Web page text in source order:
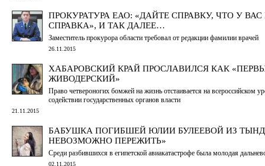
ПРОКУРАТУРА ЕАО: «ДАЙТЕ СПРАВКУ, ЧТО У ВАС
СПРАВКА», И ТАК ДАЛЕЕ…
Заместитель прокурора области требовал от редакции фамилии врачей
26.11.2015
ХАБАРОВСКИЙ КРАЙ ПРОСЛАВИЛСЯ КАК
ЖИВОДЕРСКИЙ»
Право четвероногих бомжей на жизнь отстаивается на всероссийском
содействии государственных органов власти
21.11.2015
БАБУШКА ПОГИБШЕЙ ЮЛИИ БУЛЕЕВОЙ ИЗ
НЕВОЗМОЖНО ПЕРЕЖИТЬ»
Среди разбившихся в египетской авиакатастрофе была молодая
02.11.2015